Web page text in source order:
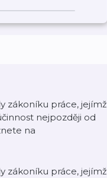
zákoníku práce, jejímž
nejpozději od
na
zákoníku práce, jejímž